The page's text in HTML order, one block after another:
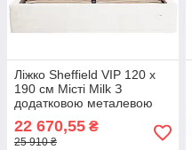
Ліжко Sheffield VIP 120 х
190 см Місті Milk З
додатковою металевою
цільнозварною рамою
Бежевий
22 670,55 ₴
25 910 ₴